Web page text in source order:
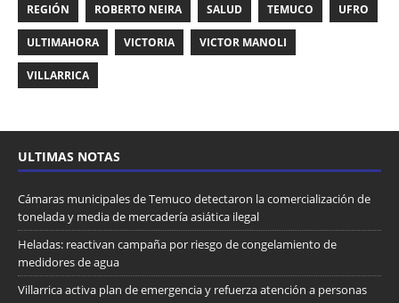
REGIÓN ROBERTO NEIRA SALUD TEMUCO UFRO
ULTIMAHORA VICTORIA VICTOR MANOLI
VILLARRICA
ULTIMAS NOTAS
Cámaras municipales de Temuco detectaron la comercialización de
tonelada y media de mercadería asiática ilegal
Heladas: reactivan campaña por riesgo de congelamiento de
medidores de agua
Villarrica activa plan de emergencia y refuerza atención a personas